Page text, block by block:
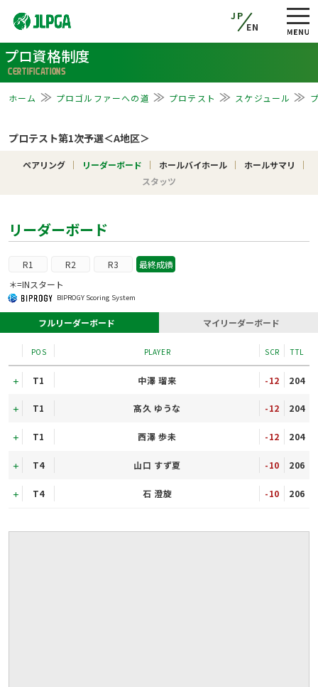
JP
EN
プロ資格制度
CERTIFICATIONS
ホーム プロゴルファーへの道 プロテスト スケジュール
プロテスト第1次予選＜A地区＞
ペアリング リーダーボード ホールバイホール
ホールサマリ
スタッツ
リーダーボード
R1 R2 R3 最終成績
BIPROGY Scoring System
＊=INスタート
フルリーダーボード マイリーダーボード
POS PLAYER SCR TTL
T1 中澤 瑠来 -12 204
T1 髙久 ゆうな -12 204
T1 西澤 歩未 -12 204
T4 山口 すず夏 -10 206
T4 石 澄旋 -10 206